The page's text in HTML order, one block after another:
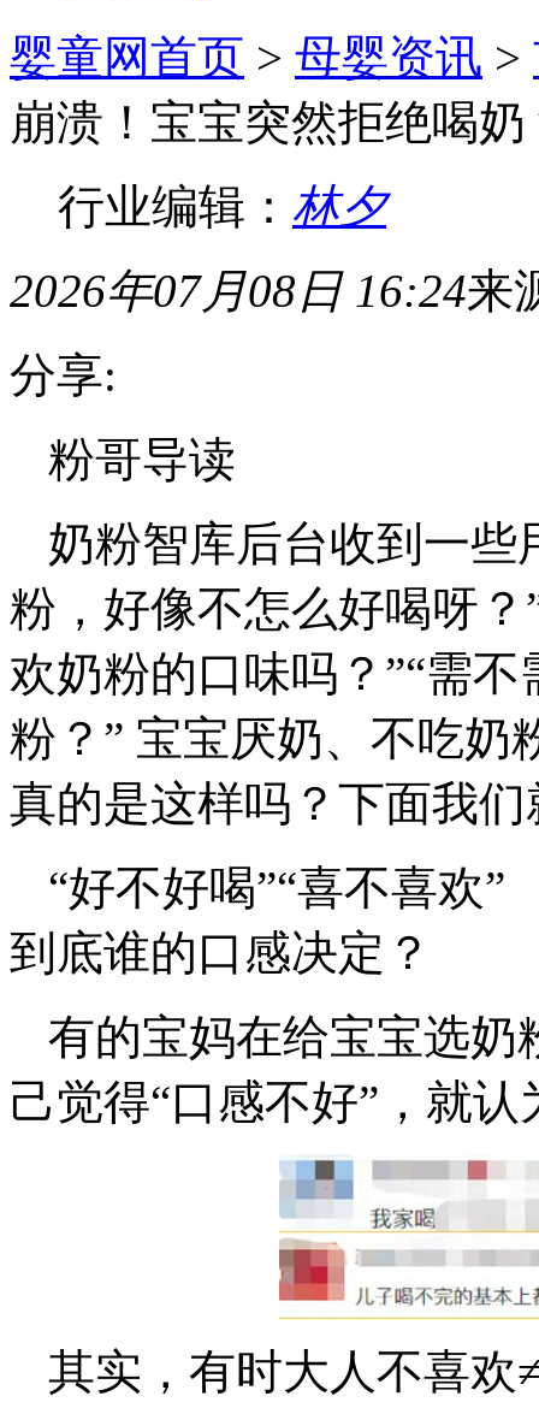
婴童网首页 > 母婴资讯 >
崩溃！宝宝突然拒绝喝
行业编辑： 林夕
2026年07月08日 16:24来
分享:
粉哥导读
奶粉智库后台收到一些
粉，好像不怎么好喝呀
欢奶粉的口味吗？”“需
粉？” 宝宝厌奶、不吃奶
真的是这样吗？下面我
“好不好喝”“喜不喜欢”
到底谁的口感决定？
有的宝妈在给宝宝选奶
己觉得“口感不好”，就认
其实，有时大人不喜欢